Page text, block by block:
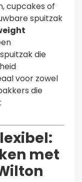
cupcakes of
spuitzak
die
voor zowel
die
met